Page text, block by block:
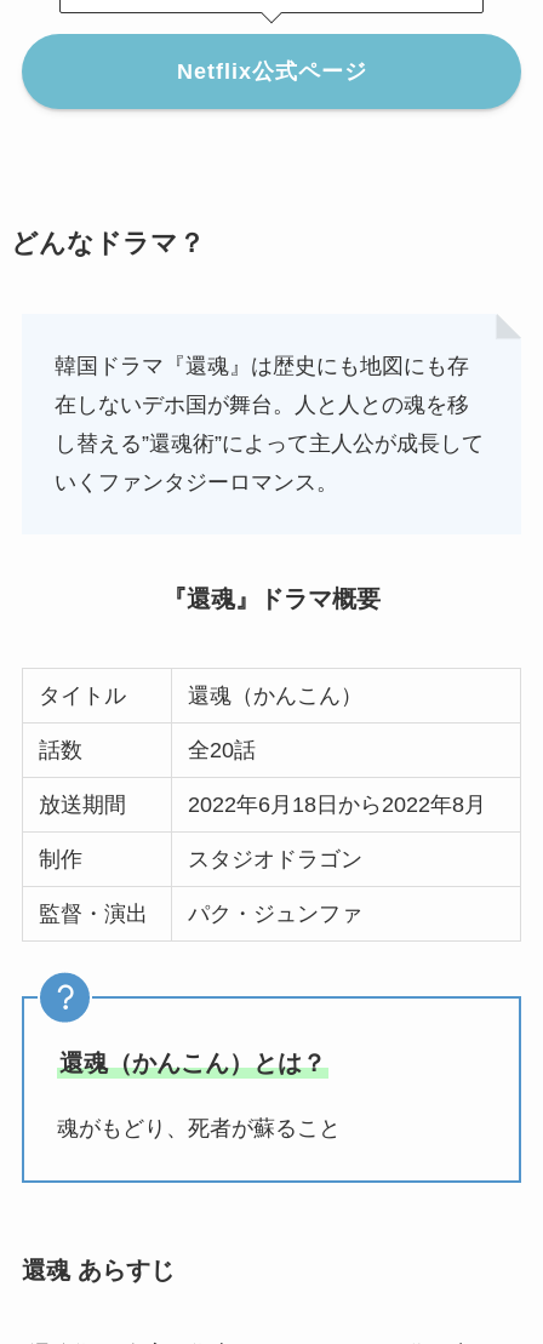
Netflix公式ページ
どんなドラマ？
韓国ドラマ『還魂』は歴史にも地図にも存
在しないデホ国が舞台。人と人との魂を移
し替える”還魂術”によって主人公が成長して
いくファンタジーロマンス。
『還魂』ドラマ概要
タイトル 還魂（かんこん）
話数 全20話
放送期間 2022年6月18日から2022年8月
制作 スタジオドラゴン
監督・演出 パク・ジュンファ
還魂（かんこん）とは？
魂がもどり、死者が蘇ること
還魂 あらすじ